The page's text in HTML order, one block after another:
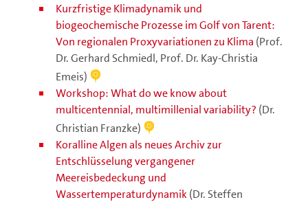
Kurzfristige Klimadynamik und
biogeochemische Prozesse im Golf von Tarent:
Von regionalen Proxyvariationen zu Klima (Prof.
Dr. Gerhard Schmiedl, Prof. Dr. Kay-Christia
Emeis)
Workshop: What do we know about
multicentennial, multimillenial variability? (Dr.
Christian Franzke)
Koralline Algen als neues Archiv zur
Entschlüsselung vergangener
Meereisbedeckung und
Wassertemperaturdynamik(Dr. Steffen